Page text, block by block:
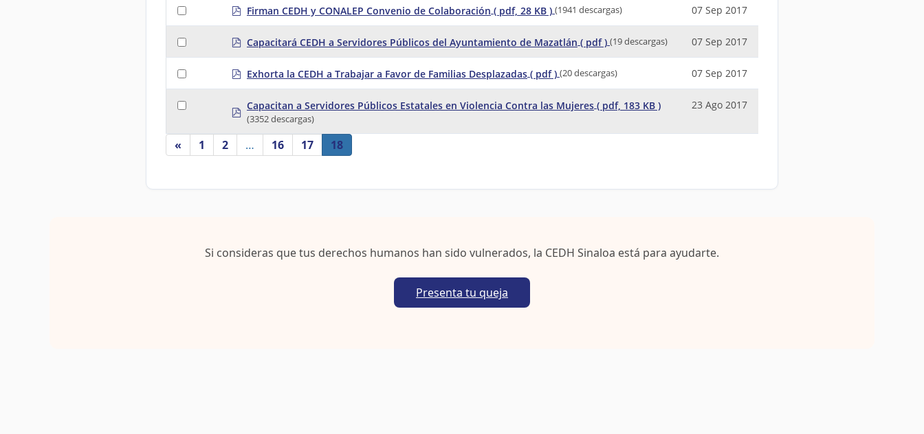
p
d
Firman CEDH y CONALEP Convenio de Colaboración ( pdf, 28 KB ) (1941 descargas) 07 Sep 2017
p
d
Capacitará CEDH a Servidores Públicos del Ayuntamiento de Mazatlán ( pdf ) (19 descargas) 07 Sep 2017
p
d
Exhorta la CEDH a Trabajar a Favor de Familias Desplazadas ( pdf ) (20 descargas) 07 Sep 2017
p
d
f
Capacitan a Servidores Públicos Estatales en Violencia Contra las Mujeres ( pdf, 183 KB )
(3352 descargas)
23 Ago 2017
« 1 2 … 16 17 18
Si consideras que tus derechos humanos han sido vulnerados, la CEDH Sinaloa está para ayudarte.
Presenta tu queja